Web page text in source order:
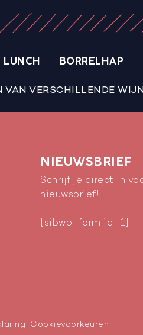
LUNCH BORRELHAP
VERSCHILLENDE
NIEUWSBRIEF
Schrijf je direct in
nieuwsbrief!
[sibwp_form id=1]
Cookievoorkeuren